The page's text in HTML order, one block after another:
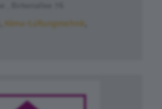
Klima-/Lüftungstechnik